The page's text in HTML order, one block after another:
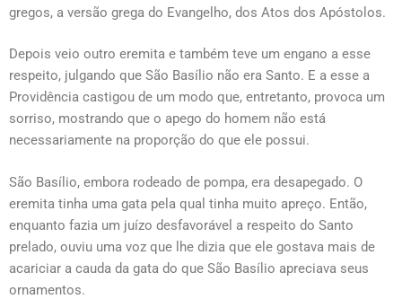
gregos, a versão grega do Evangelho, dos Atos dos Apóstolos.
Depois veio outro eremita e também teve um engano a esse
respeito, julgando que São Basílio não era Santo. E a esse a
Providência castigou de um modo que, entretanto, provoca um
sorriso, mostrando que o apego do homem não está
necessariamente na proporção do que ele possui.
São Basílio, embora rodeado de pompa, era desapegado. O
eremita tinha uma gata pela qual tinha muito apreço. Então,
enquanto fazia um juízo desfavorável a respeito do Santo
prelado, ouviu uma voz que lhe dizia que ele gostava mais de
acariciar a cauda da gata do que São Basílio apreciava seus
ornamentos.